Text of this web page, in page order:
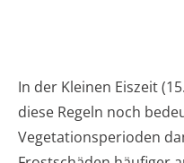
In der Kleinen Eiszeit
diese Regeln noch
Vegetationsperioden